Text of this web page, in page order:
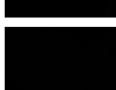
noms honorables tels que: